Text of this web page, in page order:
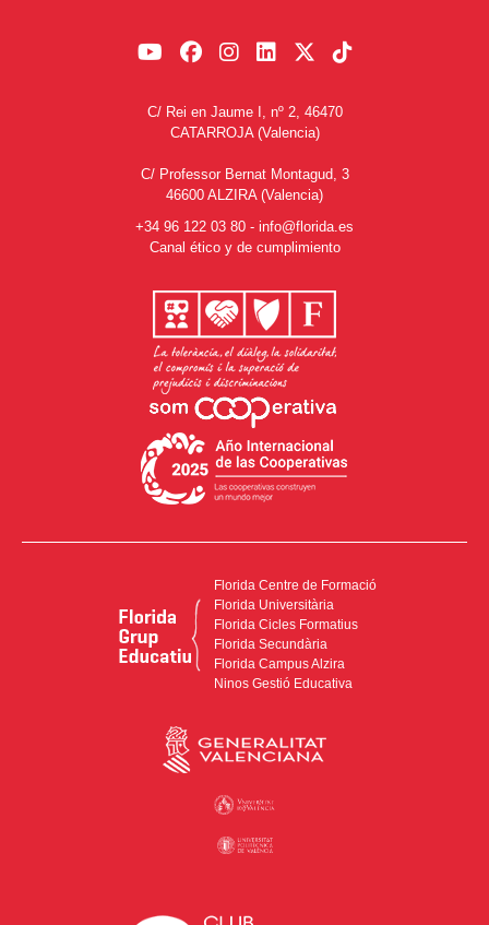
C/ Rei en Jaume I, nº 2, 46470
CATARROJA (Valencia)
C/ Professor Bernat Montagud, 3
46600 ALZIRA (Valencia)
+34 96 122 03 80 - info@florida.es
Canal ético y de cumplimiento
Florida Centre de Formació
Florida Universitària
Florida Cicles Formatius
Florida Secundària
Florida Campus Alzira
Ninos Gestió Educativa